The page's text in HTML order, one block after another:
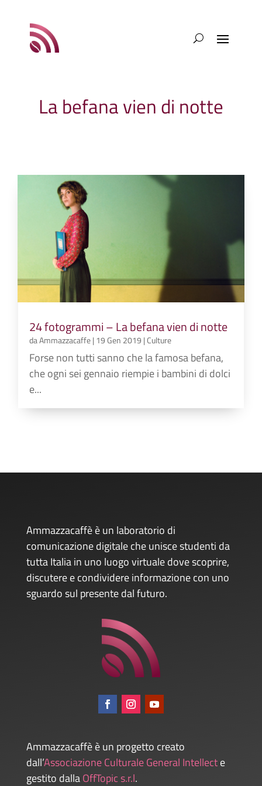
La befana vien di notte
24 fotogrammi – La befana vien di notte
daAmmazzacaffe| 19 Gen 2019 |Culture
Forse non tutti sanno che la famosa befana,
che ogni sei gennaio riempie i bambini di dolci
e...
Ammazzacaffè è un laboratorio di
comunicazione digitale che unisce studenti da
tutta Italia in uno luogo virtuale dove scoprire,
discutere e condividere informazione con uno
sguardo sul presente dal futuro.
Ammazzacaffè è un progetto creato
dall’Associazione Culturale General Intellecte
gestito dallaOffTopic s.r.l.